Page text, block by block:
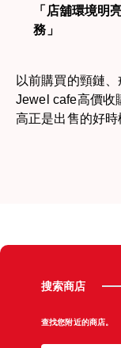
滿意,這次去看看
「店舖環境明
務」
以前購買的頸鏈
Jewel cafe高價收
高正是出售的好時
因爲是第一次使
的用心服務讓我感
搜索商店
查找您附近的商店。